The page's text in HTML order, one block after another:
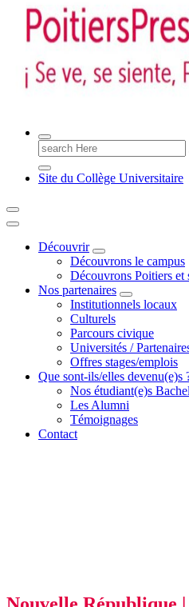
Poitiers presente !
Search
for:
Site du Collège Universitaire
Découvrir
Découvrons le campus
Découvrons Poitiers et
Nos partenaires
Institutionnels locaux
Culturels
Parcours civique
Universités /
Offres stages/emplois
Que sont-ils/elles devenu(e)s
Nos étudiant(e)s
Les Alumni
Témoignages
Contact